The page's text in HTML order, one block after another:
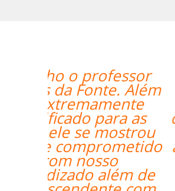
“”A experiente
professora
bastante
conseguiu
Skype me
adquirir os
passos de
Mandarim.””